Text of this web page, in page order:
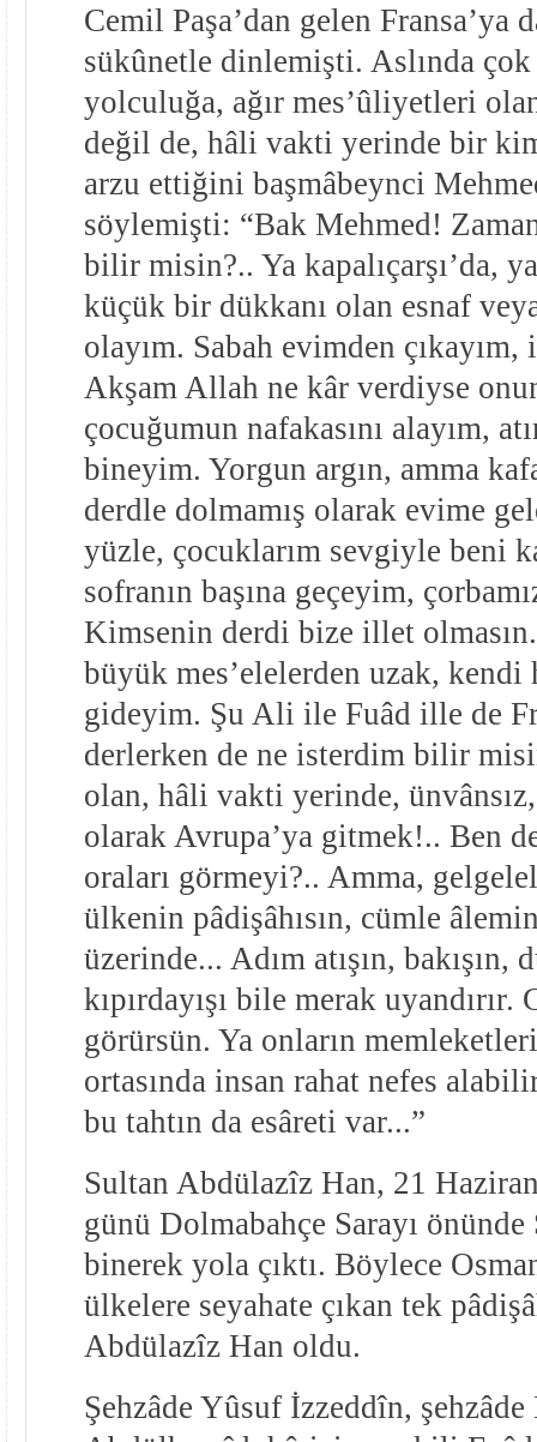
Cemil Paşa’dan gelen Fransa’ya
sükûnetle dinlemişti. Aslında
yolculuğa, ağır mes’ûliyetleri
değil de, hâli vakti yerinde bir
arzu ettiğini başmâbeynci
söylemişti: “Bak Mehmed!
bilir misin?.. Ya kapalıçarşı’da,
küçük bir dükkanı olan esnaf
olayım. Sabah evimden
Akşam Allah ne kâr verdiyse
çocuğumun nafakasını alayım,
bineyim. Yorgun argın, amma
derdle dolmamış olarak evime
yüzle, çocuklarım sevgiyle beni
sofranın başına geçeyim,
Kimsenin derdi bize illet
büyük mes’elelerden uzak, kendi
gideyim. Şu Ali ile Fuâd ille de
derlerken de ne isterdim bilir
olan, hâli vakti yerinde,
olarak Avrupa’ya gitmek!.. Ben
oraları görmeyi?.. Amma,
ülkenin pâdişâhısın, cümle
üzerinde... Adım atışın, bakışın,
kıpırdayışı bile merak
görürsün. Ya onların
ortasında insan rahat nefes
bu tahtın da esâreti var...”
Sultan Abdülazîz Han, 21
günü Dolmabahçe Sarayı
binerek yola çıktı. Böylece
ülkelere seyahate çıkan tek
Abdülazîz Han oldu.
Şehzâde Yûsuf İzzeddîn, şehzâde